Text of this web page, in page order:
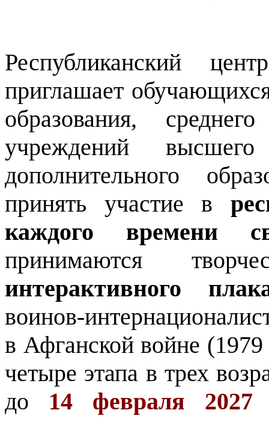
Республиканский
приглашает
образования,
учреждений
дополнительного
принять участие в
каждого времени
принимаются
интерактивного
воинов-
в Афганской войне
четыре этапа в трех
до
14 февраля 2027